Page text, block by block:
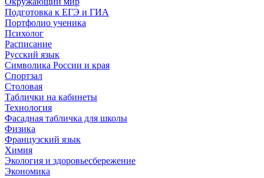
Подготовка к ЕГЭ и ГИА
Портфолио ученика
Психолог
Расписание
Русский язык
Символика России и края
Спортзал
Столовая
Таблички на кабинеты
Технология
Фасадная табличка для школы
Физика
Французский язык
Химия
Экология и здоровьесбережение
Экономика